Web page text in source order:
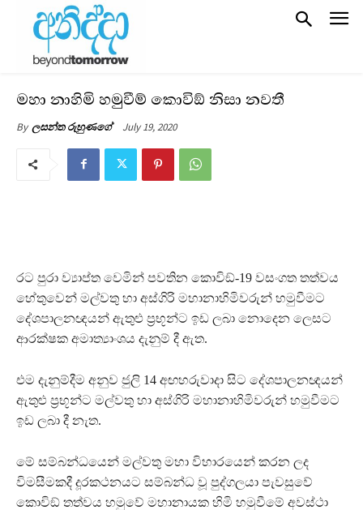
මහා නාහිමි හමුවීම් කොවිඞ් නිසා නවතී
By ලසන්ත රුහුණගේ July 19, 2020
රට පුරා ව්‍යාප්ත වෙමින් පවතින කොවිඞ්-19 වසංගත තත්වය
හේතුවෙන් මල්වතු හා අස්ගිරි මහානාහිමිවරුන් හමුවීමට
දේශපාලනඥයන් ඇතුළු ප්‍රභූන්ට ඉඩ ලබා නොදෙන ලෙසට
ආරක්ෂක අමාත්‍යාංශය දැනුම් දී ඇත.
එම දැනුම්දීම අනුව ජුලි 14 අඟහරුවාදා සිට දේශපාලනඥයන්
ඇතුළු ප්‍රභූන්ට මල්වතු හා අස්ගිරි මහානාහිමිවරුන් හමුවීමට
ඉඩ ලබා දී නැත.
මේ සම්බන්ධයෙන් මල්වතු මහා විහාරයෙන් කරන ලද
විමසීමකදී දූරකථනයට සම්බන්ධ වූ පුද්ගලයා පැවසුවේ
කොවිඞ් තත්වය හමුවේ මහානායක හිමි හමුවීමේ අවස්ථා